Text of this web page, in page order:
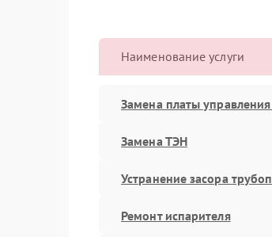
Наименование услуги
Замена платы
Замена ТЭН
Устранение засора
Ремонт испарителя